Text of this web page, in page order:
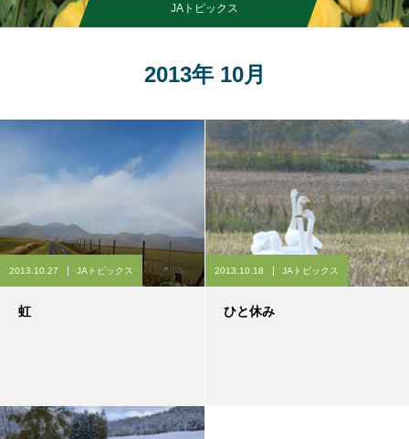
JAトピックス
2013年 10月
2013.10.27 JAトピックス
虹
2013.10.18 JAトピックス
ひと休み